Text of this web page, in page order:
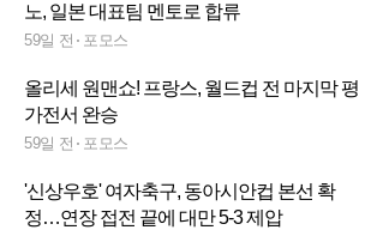
노, 일본 대표팀 멘토로 합류
59일 전 포모스
올리세 원맨쇼! 프랑스, 월드컵 전 마지막 평
가전서 완승
59일 전 포모스
'신상우호' 여자축구, 동아시안컵 본선 확
정…연장 접전 끝에 대만 5-3 제압